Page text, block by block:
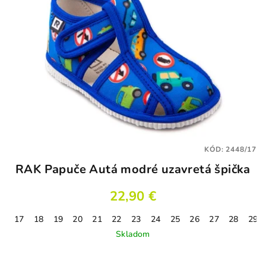
RAK Papuče Autá modré uzavretá špička
22,90 €
17 18 19 20 21 22 23 24 25 26 27 28
29
Skladom
KÓD:2448/17